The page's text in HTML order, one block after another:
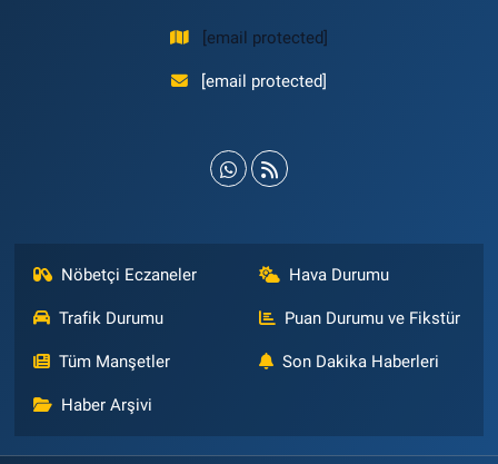
[email protected]
[email protected]
Nöbetçi Eczaneler Hava Durumu
Trafik Durumu Puan Durumu ve Fikstür
Tüm Manşetler Son Dakika Haberleri
Haber Arşivi